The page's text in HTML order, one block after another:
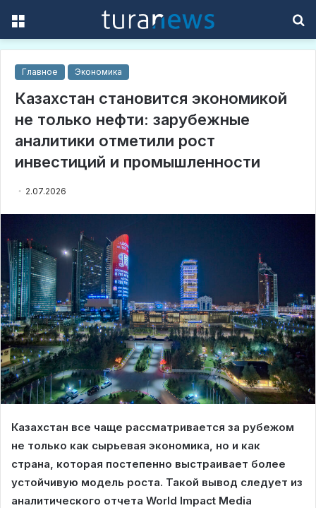
Главное Экономика
Казахстан становится экономикой
не только нефти: зарубежные
аналитики отметили рост
инвестиций и промышленности
2.07.2026
Казахстан все чаще рассматривается за рубежом
не только как сырьевая экономика, но и как
страна, которая постепенно выстраивает более
устойчивую модель роста. Такой вывод следует из
аналитического отчета World Impact Media